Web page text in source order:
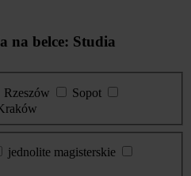
na belce: Studia
Rzeszów
Sopot
jednolite magisterskie